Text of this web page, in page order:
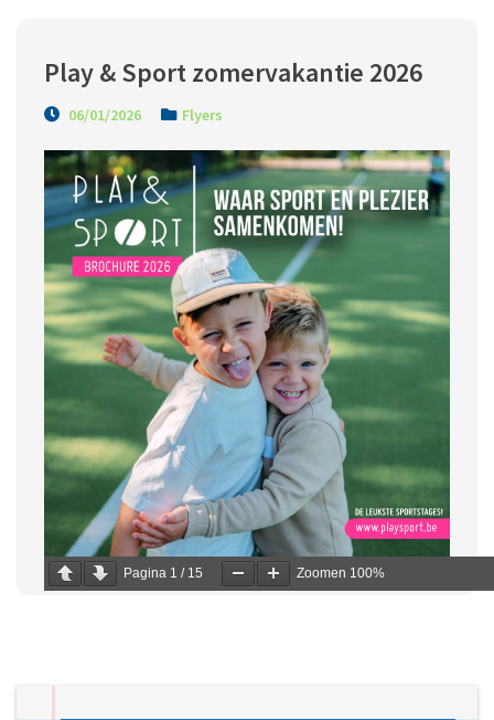
Play & Sport zomervakantie 2026
06/01/2026 Flyers
Pagina 1 / 15 Zoomen 100%